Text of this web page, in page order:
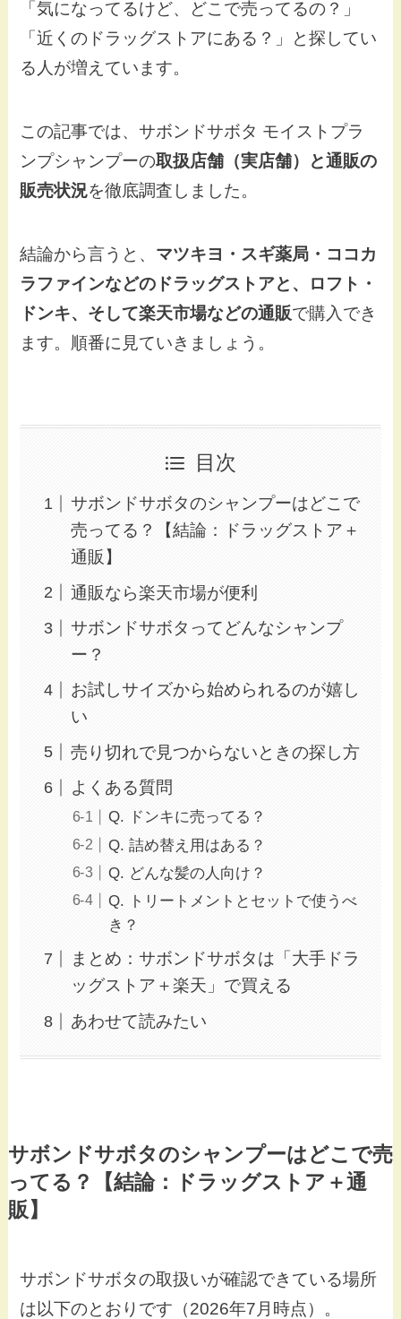
「気になってるけど、どこで売ってるの？」
「近くのドラッグストアにある？」と探してい
る人が増えています。
この記事では、サボンドサボタ モイストプラ
ンプシャンプーの取扱店舗（実店舗）と通販の
販売状況を徹底調査しました。
結論から言うと、 マツキヨ・スギ薬局・ココカ
ラファインなどのドラッグストアと、ロフト・
ドンキ、そして楽天市場などの通販で購入でき
ます。順番に見ていきましょう。
目次
サボンドサボタのシャンプーはどこで
売ってる？【結論：ドラッグストア＋
通販】
通販なら楽天市場が便利
サボンドサボタってどんなシャンプ
ー？
お試しサイズから始められるのが嬉し
い
売り切れで見つからないときの探し方
よくある質問
Q. ドンキに売ってる？
Q. 詰め替え用はある？
Q. どんな髪の人向け？
Q. トリートメントとセットで使うべ
き？
まとめ：サボンドサボタは「大手ドラ
ッグストア＋楽天」で買える
あわせて読みたい
サボンドサボタのシャンプーはどこで売
ってる？【結論：ドラッグストア＋通
販】
サボンドサボタの取扱いが確認できている場所
は以下のとおりです（2026年7月時点）。